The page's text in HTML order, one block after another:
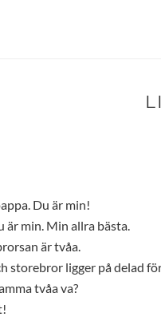
Du är min!
är min. Min allra bästa.
är tvåa.
storebror ligger på delad
tvåa va?